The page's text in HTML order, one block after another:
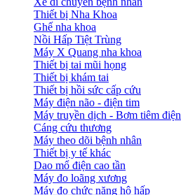
Thiết bị Nha Khoa
Ghế nha khoa
Nồi Hấp Tiệt Trùng
Máy X Quang nha khoa
Thiết bị tai mũi họng
Thiết bị khám tai
Thiết bị hồi sức cấp cứu
Máy điện não - điện tim
Máy truyền dịch - Bơm tiêm điện
Cáng cứu thương
Máy theo dõi bệnh nhân
Thiết bị y tế khác
Dao mổ điện cao tần
Máy đo loãng xương
Máy đo chức năng hô hấp